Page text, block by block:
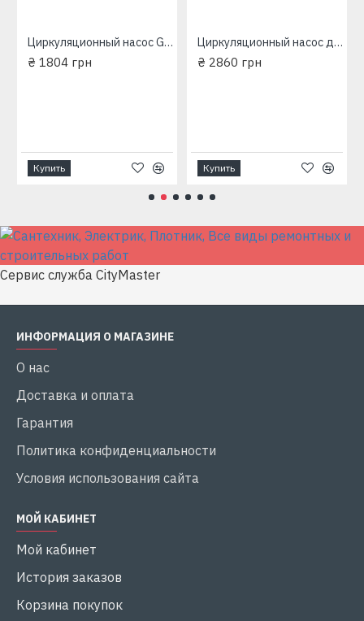
Циркуляционный насос Grundfos (EuroAqua) 25-60/180мм
₴ 1804 грн
Купить
Циркуляционный насос для отопления Grundfos (EuroAqua) 32-80 180 мм
₴ 2860 грн
Купить
Сервис служба CityMaster
ИНФОРМАЦИЯ О МАГАЗИНЕ
О нас
Доставка и оплата
Гарантия
Политика конфиденциальности
Условия использования сайта
МОЙ КАБИНЕТ
Мой кабинет
История заказов
Корзина покупок